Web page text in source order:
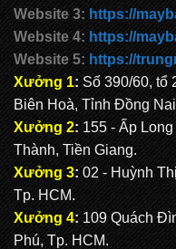
Website 3: https://
Website 4: https://
Website 5: https://
Xưởng 1: Số 390/60, tổ
Biên Hoà, Tỉnh Đồng
Xưởng 2: 155 - Ấp
Thành, Tiền Giang.
Xưởng 3: 02 - Huỳnh
Tp. HCM.
Xưởng 4: 109 Quách
Phú, Tp. HCM.